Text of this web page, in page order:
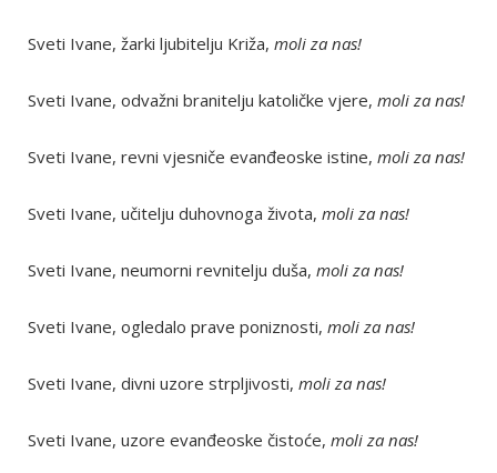
Sveti Ivane, žarki ljubitelju Križa, moli za nas!
Sveti Ivane, odvažni branitelju katoličke vjere, moli za nas!
Sveti Ivane, revni vjesniče evanđeoske istine, moli za nas!
Sveti Ivane, učitelju duhovnoga života, moli za nas!
Sveti Ivane, neumorni revnitelju duša, moli za nas!
Sveti Ivane, ogledalo prave poniznosti, moli za nas!
Sveti Ivane, divni uzore strpljivosti, moli za nas!
Sveti Ivane, uzore evanđeoske čistoće, moli za nas!